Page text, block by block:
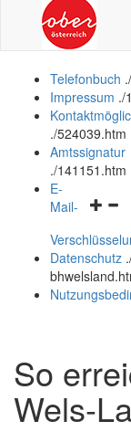
Telefonbuch .
Impressum ./
./524039.htm
Amtssignatur
./141151.htm
und
E-
Mail-
Datenschutz .
So
Wels-